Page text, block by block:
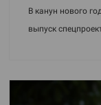
В канун нового
выпуск